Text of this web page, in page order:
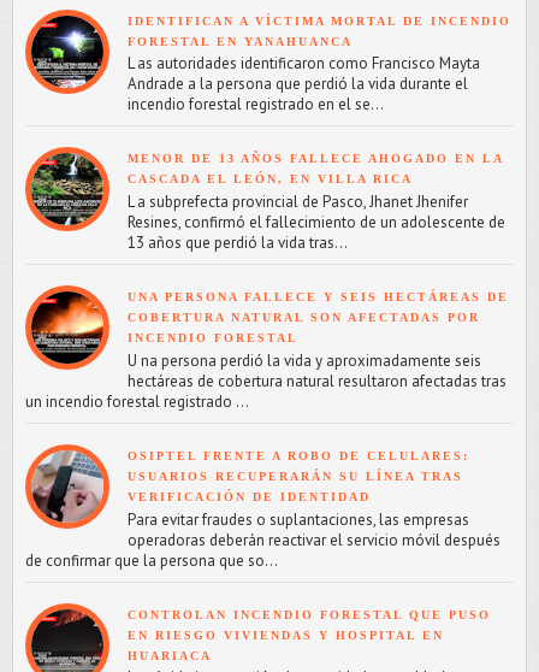
IDENTIFICAN A VÍCTIMA MORTAL DE INCENDIO
FORESTAL EN YANAHUANCA
L as autoridades identificaron como Francisco Mayta
Andrade a la persona que perdió la vida durante el
incendio forestal registrado en el se...
MENOR DE 13 AÑOS FALLECE AHOGADO EN LA
CASCADA EL LEÓN, EN VILLA RICA
L a subprefecta provincial de Pasco, Jhanet Jhenifer
Resines, confirmó el fallecimiento de un adolescente de
13 años que perdió la vida tras...
UNA PERSONA FALLECE Y SEIS HECTÁREAS DE
COBERTURA NATURAL SON AFECTADAS POR
INCENDIO FORESTAL
U na persona perdió la vida y aproximadamente seis
hectáreas de cobertura natural resultaron afectadas tras
un incendio forestal registrado ...
OSIPTEL FRENTE A ROBO DE CELULARES:
USUARIOS RECUPERARÁN SU LÍNEA TRAS
VERIFICACIÓN DE IDENTIDAD
Para evitar fraudes o suplantaciones, las empresas
operadoras deberán reactivar el servicio móvil después
de confirmar que la persona que so...
CONTROLAN INCENDIO FORESTAL QUE PUSO
EN RIESGO VIVIENDAS Y HOSPITAL EN
HUARIACA